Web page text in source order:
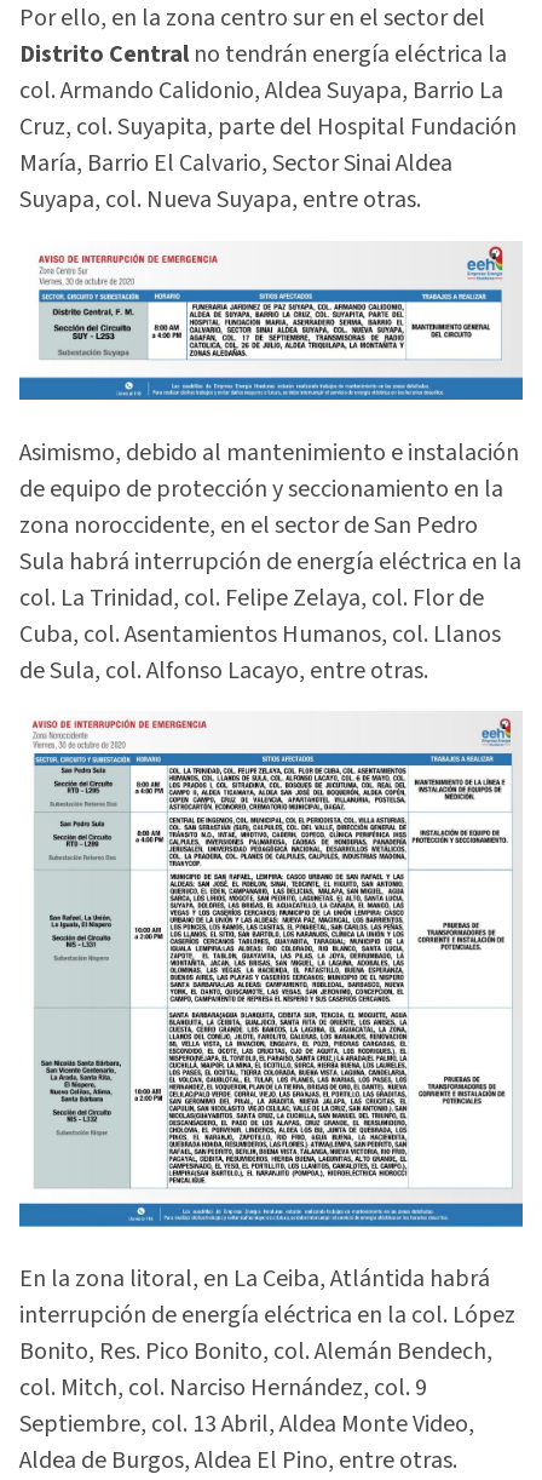
Por ello, en la zona centro sur en el sector del
Distrito Centralno tendrán energía eléctrica la
col. Armando Calidonio, Aldea Suyapa, Barrio La
Cruz, col. Suyapita, parte del Hospital Fundación
María, Barrio El Calvario, Sector Sinai Aldea
Suyapa, col. Nueva Suyapa, entre otras.
Asimismo, debido al mantenimiento e instalación
de equipo de protección y seccionamiento en la
zona noroccidente, en el sector de San Pedro
Sula habrá interrupción de energía eléctrica en la
col. La Trinidad, col. Felipe Zelaya, col. Flor de
Cuba, col. Asentamientos Humanos, col. Llanos
de Sula, col. Alfonso Lacayo, entre otras.
En la zona litoral, en La Ceiba, Atlántida habrá
interrupción de energía eléctrica en la col. López
Bonito, Res. Pico Bonito, col. Alemán Bendech,
col. Mitch, col. Narciso Hernández, col. 9
Septiembre, col. 13 Abril, Aldea Monte Video,
Aldea de Burgos, Aldea El Pino, entre otras.